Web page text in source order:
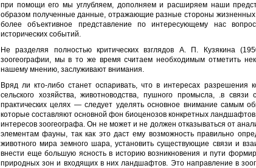
при помощи его мы углубляем, дополняем и расширяем наши
образом полученные данные, отражающие разные стороны жизненных
более объективное представление по интересующему нас
исторических событий.
Не разделяя полностью критических взглядов А. П. Кузякина
зоогеографии, мы в то же время считаем необходимым отметить
нашему мнению, заслуживают внимания.
Вряд ли кто-либо станет оспаривать, что в интересах разрешения
сельского хозяйства, животноводства, пушного промысла, .в
практических целях — следует уделять основное внимание самым
которые составляют основной фон биоценозов конкретных
интересов зоогеографа. Он не может и не должен отказываться от
элементам фауны, так как это даст ему возможность правильно
животного мира земного шара, установить существующие связи и
внести еще большую ясность в историю возникновения и пути
природных зон и входящих в них ландшафтов. Это направление в